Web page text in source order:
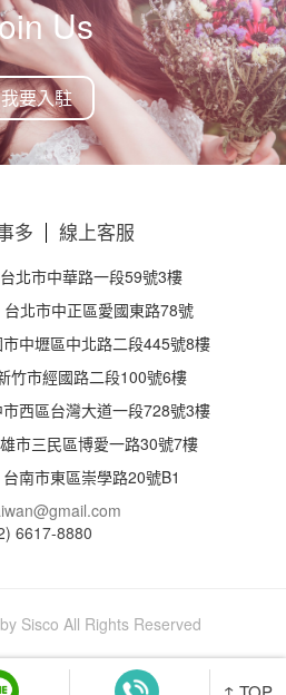
Us
我要入駐
多 線上客服
台北市中華路一段59號3樓
台北市中正區愛國東路78號
市中壢區中北路二段445號8樓
竹市經國路二段100號6樓
市西區台灣大道一段728號3樓
雄市三民區博愛一路30號7樓
台南市東區崇學路20號B1
6617-8880
Sisco All Rights Reserved